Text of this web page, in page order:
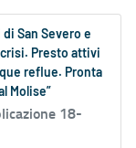
San Severo e
Presto attivi
reflue. Pronta
Molise”
18-